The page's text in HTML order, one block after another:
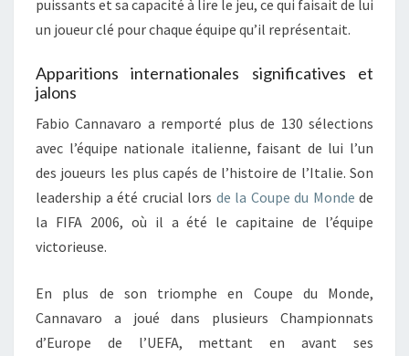
puissants et sa capacité à lire le jeu, ce qui faisait de lui
un joueur clé pour chaque équipe qu’il représentait.
Apparitions internationales significatives et
jalons
Fabio Cannavaro a remporté plus de 130 sélections
avec l’équipe nationale italienne, faisant de lui l’un
des joueurs les plus capés de l’histoire de l’Italie. Son
leadership a été crucial lors de la Coupe du Monde de
la FIFA 2006, où il a été le capitaine de l’équipe
victorieuse.
En plus de son triomphe en Coupe du Monde,
Cannavaro a joué dans plusieurs Championnats
d’Europe de l’UEFA, mettant en avant ses